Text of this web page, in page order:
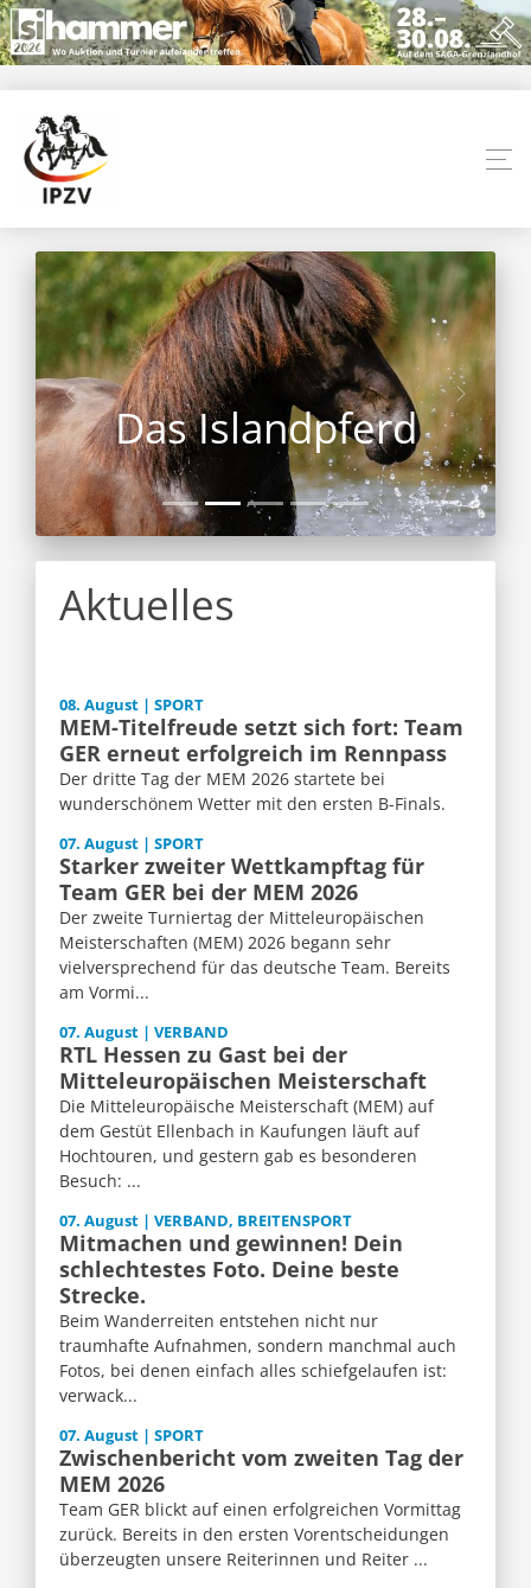
Das Islandpferd
Aktuelles
08. August | SPORT
MEM-Titelfreude setzt sich fort: Team
GER erneut erfolgreich im Rennpass
Der dritte Tag der MEM 2026 startete bei
wunderschönem Wetter mit den ersten B-Finals.
07. August | SPORT
Starker zweiter Wettkampftag für
Team GER bei der MEM 2026
Der zweite Turniertag der Mitteleuropäischen
Meisterschaften (MEM) 2026 begann sehr
vielversprechend für das deutsche Team. Bereits
am Vormi...
07. August | VERBAND
RTL Hessen zu Gast bei der
Mitteleuropäischen Meisterschaft
Die Mitteleuropäische Meisterschaft (MEM) auf
dem Gestüt Ellenbach in Kaufungen läuft auf
Hochtouren, und gestern gab es besonderen
Besuch: ...
07. August | VERBAND, BREITENSPORT
Mitmachen und gewinnen! Dein
schlechtestes Foto. Deine beste
Strecke.
Beim Wanderreiten entstehen nicht nur
traumhafte Aufnahmen, sondern manchmal auch
Fotos, bei denen einfach alles schiefgelaufen ist:
verwack...
07. August | SPORT
Zwischenbericht vom zweiten Tag der
MEM 2026
Team GER blickt auf einen erfolgreichen Vormittag
zurück. Bereits in den ersten Vorentscheidungen
überzeugten unsere Reiterinnen und Reiter ...